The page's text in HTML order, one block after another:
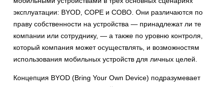
эксплуатации: BYOD, COPE и COBO. Они различаются по
праву собственности на устройства — принадлежат ли те
компании или сотруднику, — а также по уровню контроля,
который компания может осуществлять, и возможностям
использования мобильных устройств для личных целей.
Концепция BYOD (Bring Your Own Device) подразумевает